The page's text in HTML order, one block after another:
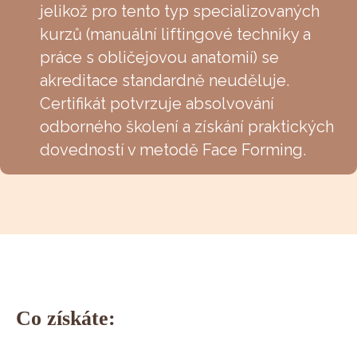
jelikož pro tento typ specializovaných
kurzů (manuální liftingové techniky a
práce s obličejovou anatomií) se
akreditace standardně neuděluje.
Certifikát potvrzuje absolvování
odborného školení a získání praktických
dovedností v metodě Face Forming.
Co získáte: